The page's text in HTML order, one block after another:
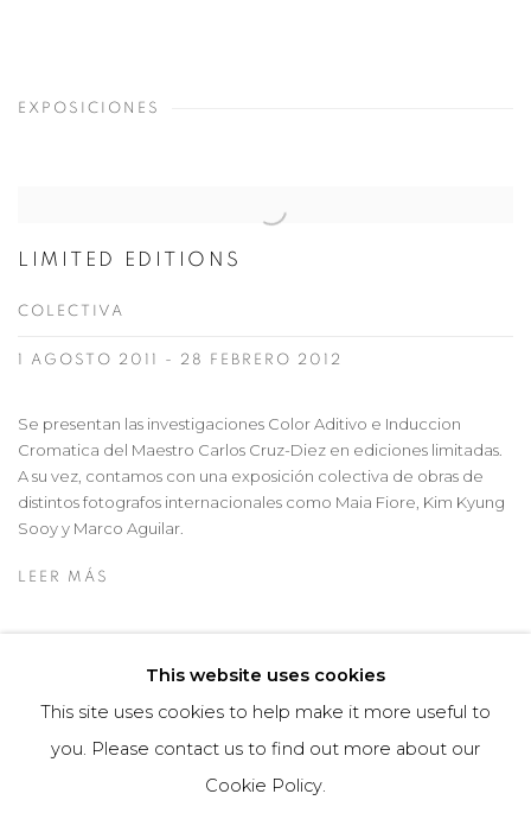
EXPOSICIONES
LIMITED EDITIONS
COLECTIVA
1 AGOSTO 2011 - 28 FEBRERO 2012
Se presentan las investigaciones Color Aditivo e Induccion
Cromatica del Maestro Carlos Cruz-Diez en ediciones limitadas.
A su vez, contamos con una exposición colectiva de obras de
distintos fotografos internacionales como Maia Fiore, Kim Kyung
Sooy y Marco Aguilar.
LEER MÁS
This website uses cookies
This site uses cookies to help make it more useful to
you. Please contact us to find out more about our
Cookie Policy.